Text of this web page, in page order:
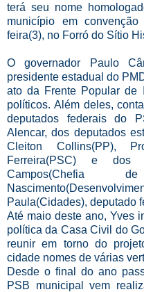
terá seu nome
município em
feira(3), no Forró do Sítio
O governador Paulo
presidente estadual do
ato da Frente Popular de
políticos. Além deles,
deputados federais do
Alencar, dos deputados
Cleiton Collins(PP),
Ferreira(PSC) e dos
Campos(Chefia
Paula(Cidades), deputado
Até maio deste ano, Yves
política da Casa Civil do
reunir em torno do
cidade nomes de várias
Desde o final do ano
PSB municipal vem